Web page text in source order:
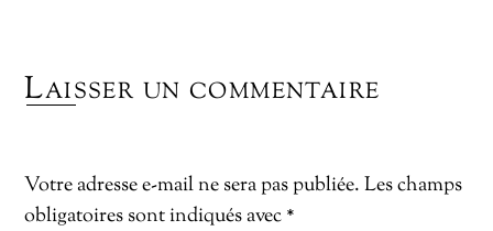
Laisser un commentaire
Votre adresse e-mail ne sera pas publiée. Les champs
obligatoires sont indiqués avec *